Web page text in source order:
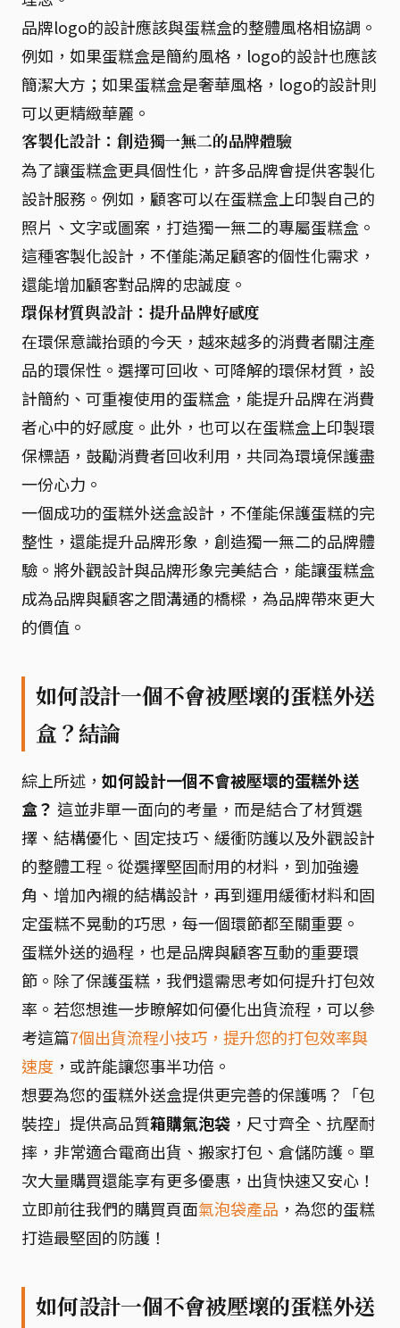
品牌logo的設計應該與蛋糕盒的整體風格相協調。
例如，如果蛋糕盒是簡約風格，logo的設計也應該
簡潔大方；如果蛋糕盒是奢華風格，logo的設計則
可以更精緻華麗。
客製化設計： 創造獨一無二的品牌體驗
為了讓蛋糕盒更具個性化，許多品牌會提供客製化
設計服務。例如，顧客可以在蛋糕盒上印製自己的
照片、文字或圖案，打造獨一無二的專屬蛋糕盒。
這種客製化設計，不僅能滿足顧客的個性化需求，
還能增加顧客對品牌的忠誠度。
環保材質與設計： 提升品牌好感度
在環保意識抬頭的今天，越來越多的消費者關注產
品的環保性。選擇可回收、可降解的環保材質，設
計簡約、可重複使用的蛋糕盒，能提升品牌在消費
者心中的好感度。此外，也可以在蛋糕盒上印製環
保標語，鼓勵消費者回收利用，共同為環境保護盡
一份心力。
一個成功的蛋糕外送盒設計，不僅能保護蛋糕的完
整性，還能提升品牌形象，創造獨一無二的品牌體
驗。將外觀設計與品牌形象完美結合，能讓蛋糕盒
成為品牌與顧客之間溝通的橋樑，為品牌帶來更大
的價值。
如何設計一個不會被壓壞的蛋糕外送
盒？結論
綜上所述， 如何設計一個不會被壓壞的蛋糕外送
盒？ 這並非單一面向的考量，而是結合了材質選
擇、結構優化、固定技巧、緩衝防護以及外觀設計
的整體工程。從選擇堅固耐用的材料，到加強邊
角、增加內襯的結構設計，再到運用緩衝材料和固
定蛋糕不晃動的巧思，每一個環節都至關重要。
蛋糕外送的過程，也是品牌與顧客互動的重要環
節。除了保護蛋糕，我們還需思考如何提升打包效
率。若您想進一步瞭解如何優化出貨流程，可以參
考這篇7個出貨流程小技巧，提升您的打包效率與
速度 ，或許能讓您事半功倍。
想要為您的蛋糕外送盒提供更完善的保護嗎？「包
裝控」提供高品質箱購氣泡袋 ，尺寸齊全、抗壓耐
摔，非常適合電商出貨、搬家打包、倉儲防護。單
次大量購買還能享有更多優惠，出貨快速又安心！
立即前往我們的購買頁面氣泡袋產品 ，為您的蛋糕
打造最堅固的防護！
如何設計一個不會被壓壞的蛋糕外送